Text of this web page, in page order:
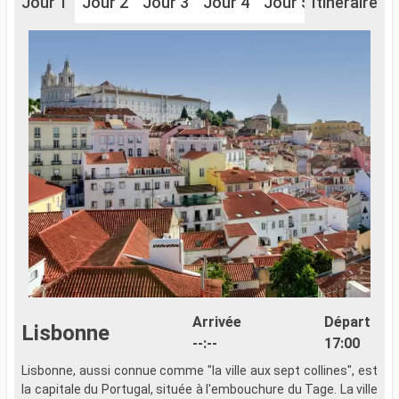
Lisbonne
Arrivée
--:--
Départ
17:00
Lisbonne, aussi connue comme "la ville aux sept collines", est
la capitale du Portugal, située à l'embouchure du Tage. La ville